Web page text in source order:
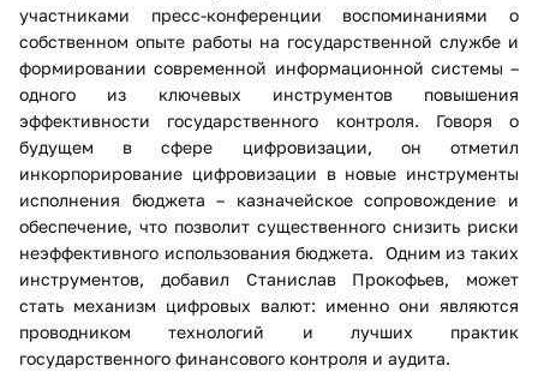
участниками пресс-конференции воспоминаниями о
собственном опыте работы на государственной службе и
формировании современной информационной системы –
одного из ключевых инструментов повышения
эффективности государственного контроля. Говоря о
будущем в сфере цифровизации, он отметил
инкорпорирование цифровизации в новые инструменты
исполнения бюджета – казначейское сопровождение и
обеспечение, что позволит существенного снизить риски
неэффективного использования бюджета. Одним из таких
инструментов, добавил Станислав Прокофьев, может
стать механизм цифровых валют: именно они являются
проводником технологий и лучших практик
государственного финансового контроля и аудита.